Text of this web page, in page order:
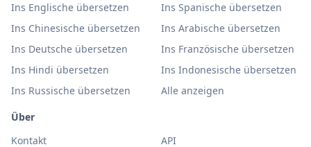
Ins Englische übersetzen
Ins Spanische übersetzen
Ins Chinesische übersetzen
Ins Arabische übersetzen
Ins Deutsche übersetzen
Ins Französische übersetzen
Ins Hindi übersetzen
Ins Indonesische übersetzen
Ins Russische übersetzen
Alle anzeigen
Über
Kontakt
API